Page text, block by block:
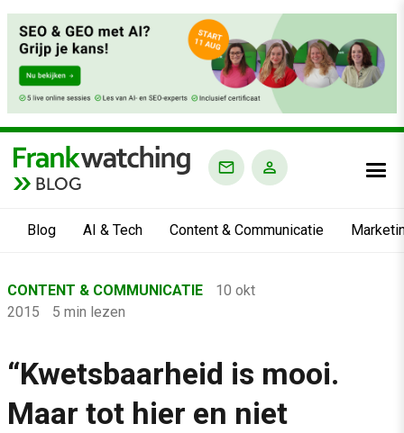
BLOG
Blog AI & Tech Content & Communicatie
›
›
Content & Communicatie
CONTENT & COMMUNICATIE
10 okt
2015
5 min lezen
“Kwetsbaarheid is mooi.
Maar tot hier en niet